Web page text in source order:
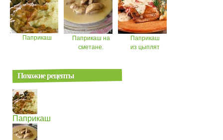
Паприкаш
Паприкаш на
сметане.
Паприкаш
из цыплят
Похожие рецепты
Паприкаш